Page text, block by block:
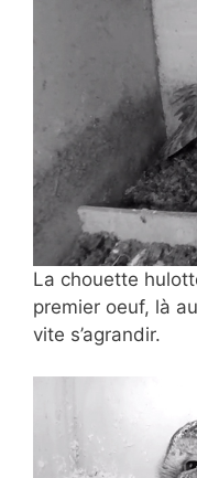
La chouette
premier oeuf, là
vite s’agrandir.